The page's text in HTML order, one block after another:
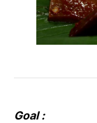
Goal :